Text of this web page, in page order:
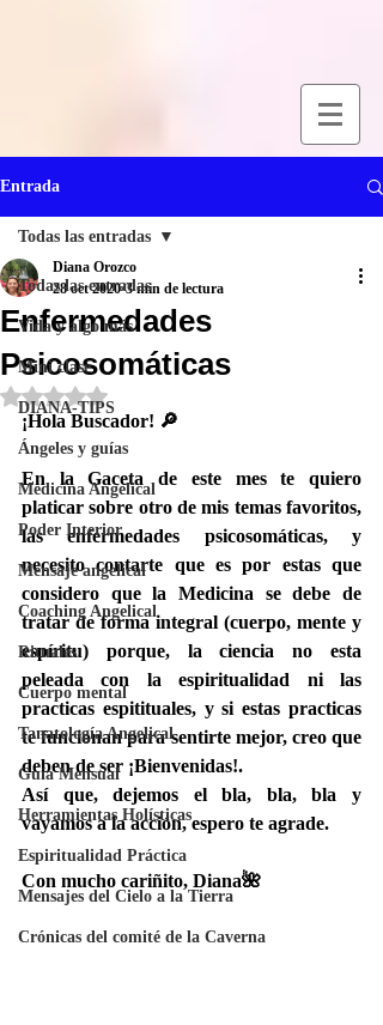
Entrada
Todas las entradas
Vida y algo más
Mini clase
DIANA-TIPS
Ángeles y guías
Medicina Angelical
Poder Interior
Mensaje angelical
Coaching Angelical
Rituales
Cuerpo mental
Tanatología Angelical
Guía Mensual
Herramientas Holísticas
Espiritualidad Práctica
Mensajes del Cielo a la Tierra
Crónicas del comité de la Caverna
Todas las entradas
Enfermedades
Psicosomáticas
Diana Orozco
28 oct 2020 3 min de lectura
Obtuvo NaN de 5 estrellas.
¡Hola Buscador! 🔎
En la Gaceta de este mes te quiero
platicar sobre otro de mis temas favoritos,
las enfermedades psicosomáticas, y
necesito contarte que es por estas que
considero que la Medicina se debe de
tratar de forma integral (cuerpo, mente y
espíritu) porque, la ciencia no esta
peleada con la espiritualidad ni las
practicas espitituales, y si estas practicas
te funcionan para sentirte mejor, creo que
deben de ser ¡Bienvenidas!.
Así que, dejemos el bla, bla, bla y
vayamos a la acción, espero te agrade.
Con mucho cariñito, Diana🌺